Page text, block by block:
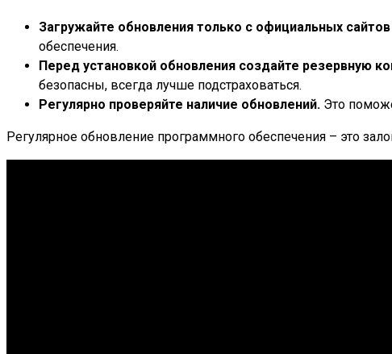
Загружайте обновления только с официальных
обеспечения.
Перед установкой обновления создайте резервную
безопасны, всегда лучше подстраховаться.
Регулярно проверяйте наличие обновлений. Это
Регулярное обновление программного обеспечения – это